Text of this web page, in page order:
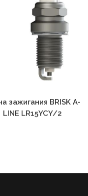
LINE LR15YCY/2